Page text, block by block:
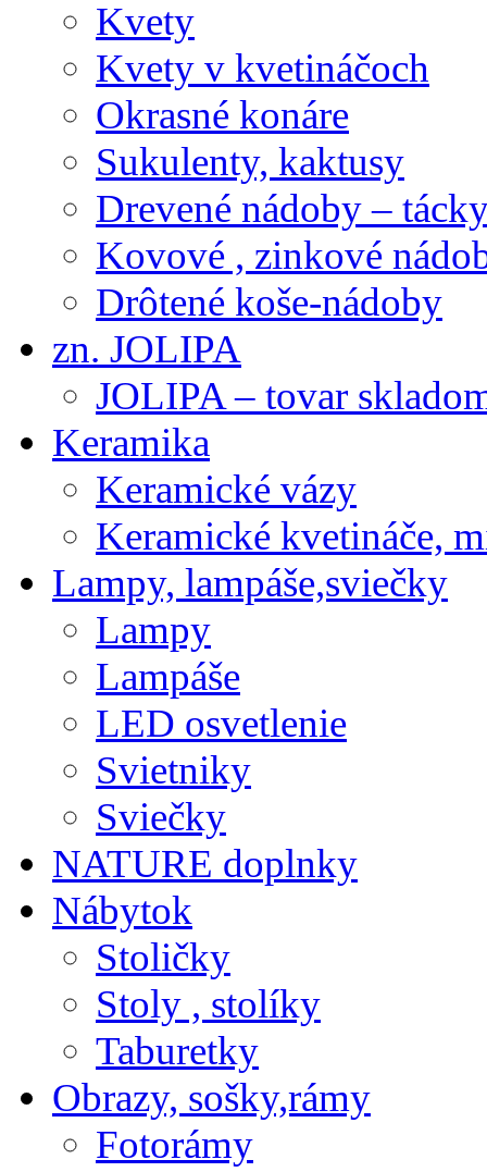
Kvety
Kvety v kvetináčoch
Okrasné konáre
Sukulenty, kaktusy
Drevené nádoby –
Kovové , zinkové
Drôtené koše-nádoby
zn. JOLIPA
JOLIPA – tovar
Keramika
Keramické vázy
Keramické kvetináče,
Lampy, lampáše,sviečky
Lampy
Lampáše
LED osvetlenie
Svietniky
Sviečky
NATURE doplnky
Nábytok
Stoličky
Stoly , stolíky
Taburetky
Obrazy, sošky,rámy
Fotorámy